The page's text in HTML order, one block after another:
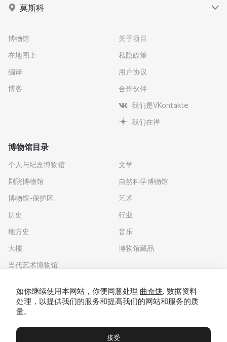
莫斯科
博物馆
在地图上
编译
博客
关于项目
私隐政策
用户协议
合作伙伴
我们是VKontakte
我们在禅
博物馆目录
个人与纪念博物馆
剧院博物馆
博物馆-保护区
历史
地方史
大樓
当代艺术博物馆
文学
自然科学博物馆
艺术
行业
音乐
博物馆藏品
如你继续使用本网站，你便同意处理 曲奇饼. 数据资料
处理，以提供我们的服务和提高我们的网站和服务的质
量。
接受